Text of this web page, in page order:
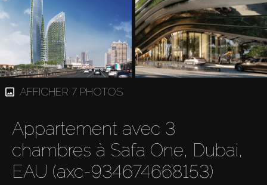
AFFICHER 7 PHOTOS
Appartement avec 3
chambres à Safa One, Dubai,
EAU (axc-934674668153)